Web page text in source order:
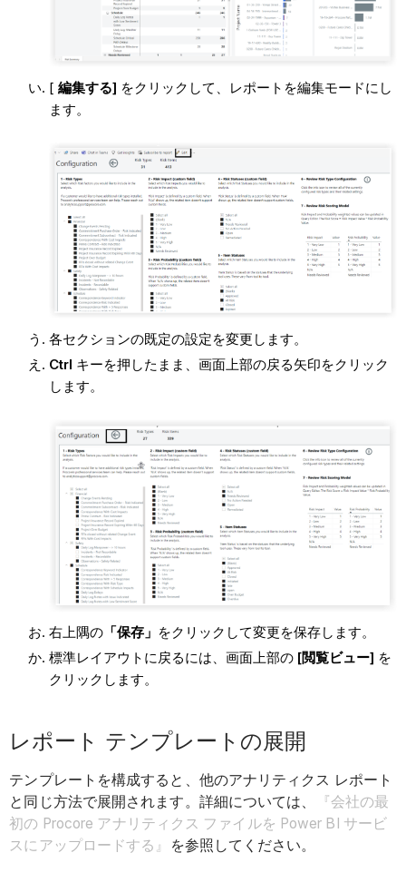
[ 編集する] をクリックして、レポートを編集モードにし
ます。
各セクションの既定の設定を変更します。
Ctrl キーを押したまま、画面上部の戻る矢印をクリック
します。
右上隅の「保存」 をクリックして変更を保存します。
標準レイアウトに戻るには、画面上部の [閲覧ビュー] を
クリックします。
レポート テンプレートの展開
テンプレートを構成すると、他のアナリティクス レポート
と同じ方法で展開されます。詳細については、
『会社の最
初の Procore アナリティクス ファイルを Power BI サービ
スにアップロードする』
を参照してください。